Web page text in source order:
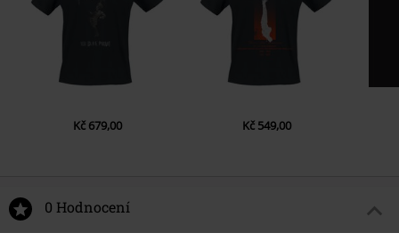
Kč 679,00 Kč 549,00
0 Hodnocení